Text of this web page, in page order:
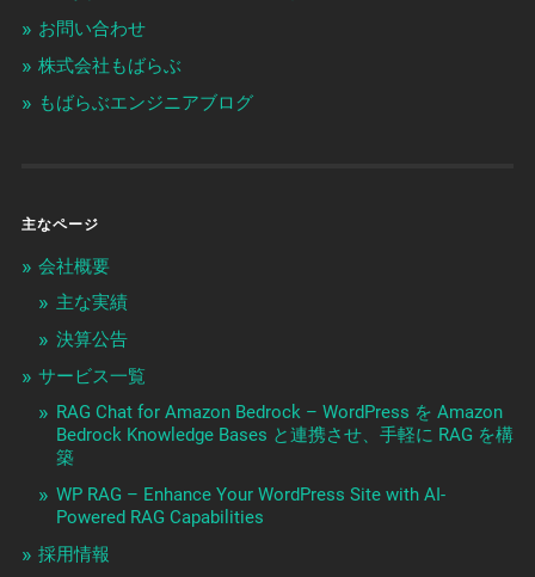
お問い合わせ
株式会社もばらぶ
もばらぶエンジニアブログ
主なページ
会社概要
主な実績
決算公告
サービス一覧
RAG Chat for Amazon Bedrock – WordPress を Amazon
Bedrock Knowledge Bases と連携させ、手軽に RAG を構
築
WP RAG – Enhance Your WordPress Site with AI-
Powered RAG Capabilities
採用情報